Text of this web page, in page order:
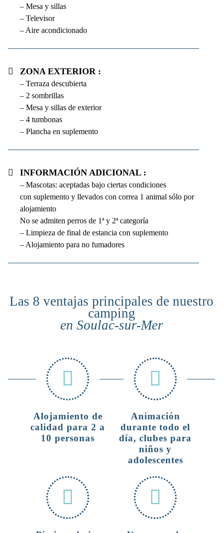
– Mesa y sillas
– Televisor
– Aire acondicionado
Zona exterior :
– Terraza descubierta
– 2 sombrillas
– Mesa y sillas de exterior
– 4 tumbonas
– Plancha en suplemento
Información adicional :
– Mascotas: aceptadas bajo ciertas condiciones
con suplemento y llevados con correa 1 animal sólo por
alojamiento
No se admiten perros de 1ª y 2ª categoría
– Limpieza de final de estancia con suplemento
– Alojamiento para no fumadores
Las 8 ventajas principales de nuestro
camping
en Soulac-sur-Mer
Alojamiento de
calidad para 2 a
10 personas
Animación
durante todo el
día, clubes para
niños y
adolescentes